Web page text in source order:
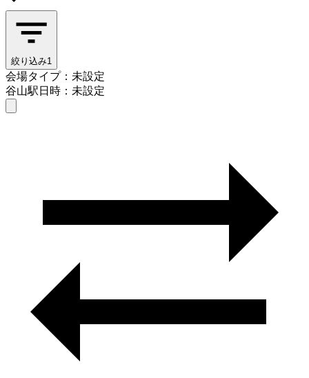
絞り込み1
会場タイプ：未設定
谷山駅日時：未設定